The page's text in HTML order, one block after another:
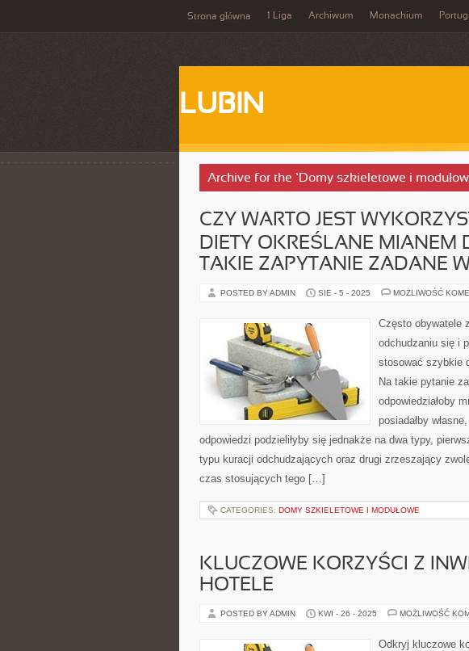
Strona główna 1 Liga Archiwum Monachium
LUBIN
Archive for the ‘Domy szkieletowe i
CZY WARTO JEST
DIETY OKREŚLANE MIANEM
TAKIE ZAPYTANIE ZADANE
POSTED BY ADMIN SIE - 5 - 2025 MOŻLIWOŚĆ
Często obywatele
odchudzaniu się i
stosować szybkie
Na takie pytanie
odpowiedziałoby
posiadałby
odpowiedzi podzieliłyby się jednakże na dwa typy,
typu kuracji odchudzających oraz drugi zrzeszający
czas stosujących tego […]
CATEGORIES: DOMY SZKIELETOWE I MODUŁOWE
KLUCZOWE KORZYŚCI Z
HOTELE
POSTED BY ADMIN KWI - 26 - 2025 MOŻLIWOŚĆ
Odkryj kluczowe